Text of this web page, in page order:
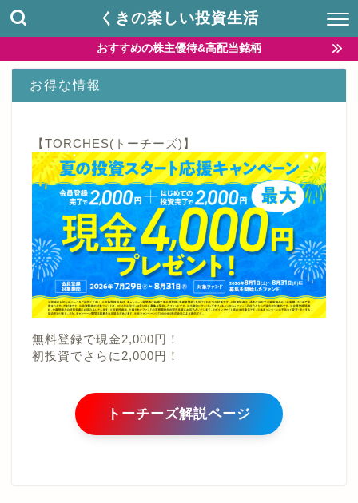
くきの楽しい投資生活
おすすめの株主優待&高配当銘柄
お得な情報
【TORCHES(トーチーズ)】
無料登録で現金2,000円！
初投資でさらに2,000円！
トーチーズ解説ページ